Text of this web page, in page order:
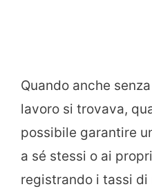
Quando anche
lavoro si trovava,
possibile garantire
a sé stessi o ai
registrando i tassi